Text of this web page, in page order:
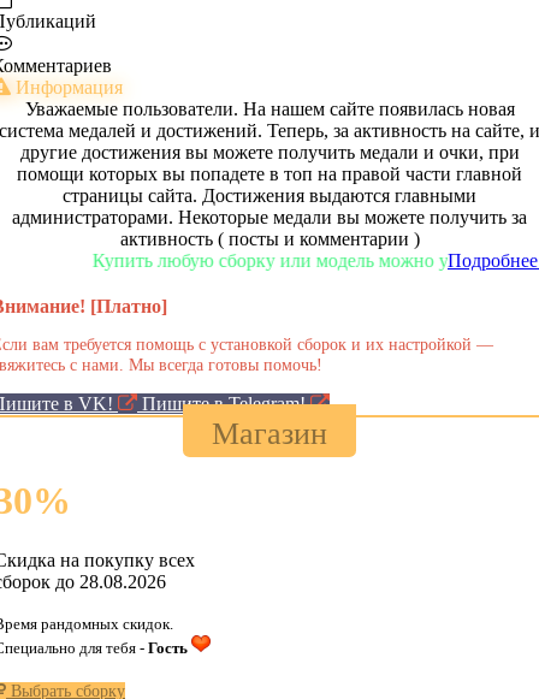
Информация
Уважаемые пользователи. На нашем сайте появилась новая
система медалей и достижений. Теперь, за активность на сайте, и
другие достижения вы можете получить медали и очки, при
помощи которых вы попадете в топ на правой части главной
страницы сайта. Достижения выдаются главными
администраторами. Некоторые медали вы можете получить за
активность ( посты и комментарии )
Купить любую сборку или модель можно у нас в
[Платно]
вам требуется помощь с установкой сборок и их настройкой —
с нами. Мы всегда готовы помочь!
в VK! Пишите в Telegram!
Магазин
%
на покупку всех
до 28.08.2026
рандомных скидок.
для тебя - Гость
Выбрать сборку